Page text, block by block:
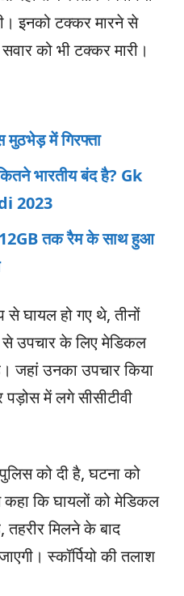
इनको टक्कर मारने से
को भी टक्कर मारी।
मुठभेड़ में गिरफ्ता
भारतीय बंद है? Gk
2023
12GB तक रैम के साथ हुआ
से घायल हो गए थे, तीनों
उपचार के लिए मेडिकल
जहां उनका उपचार किया
में लगे सीसीटीवी
को दी है, घटना को
कि घायलों को मेडिकल
तहरीर मिलने के बाद
स्कॉर्पियो ​​​​​​​की तलाश